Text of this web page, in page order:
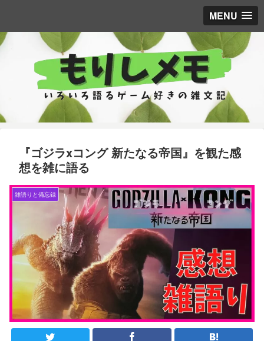
MENU
『ゴジラxコング 新たなる帝国』を観た感
想を雑に語る
雑語りと備忘録